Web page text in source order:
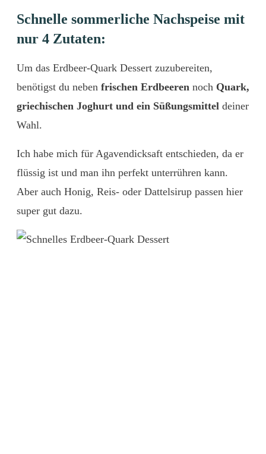
Schnelle sommerliche Nachspeise mit
nur 4 Zutaten:
Um das Erdbeer-Quark Dessert zuzubereiten,
benötigst du neben frischen Erdbeeren noch Quark,
griechischen Joghurt und ein Süßungsmittel deiner
Wahl.
Ich habe mich für Agavendicksaft entschieden, da er
flüssig ist und man ihn perfekt unterrühren kann.
Aber auch Honig, Reis- oder Dattelsirup passen hier
super gut dazu.